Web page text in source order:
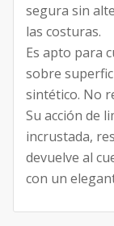
segura sin
las costuras.
Es apto para
sobre
sintético. No
Su acción de
incrustada,
devuelve al
con un